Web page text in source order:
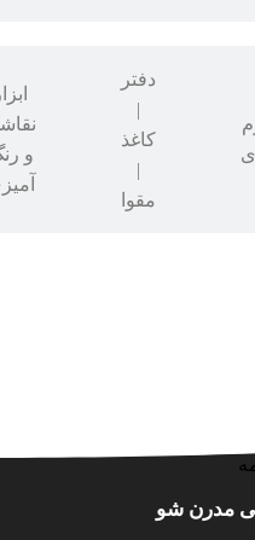
دفتر
|
کاغذ
|
مقوا
ابزار
و
مدرن شو